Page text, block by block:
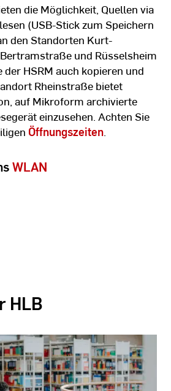
die Möglichkeit, Quellen via
(USB-Stick zum Speichern
den Standorten Kurt-
und Rüsselsheim
HSRM auch kopieren und
Rheinstraße bietet
auf Mikroform archivierte
einzusehen. Achten Sie
Öffnungszeiten
WLAN
HLB